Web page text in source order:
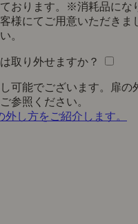
おります。※消耗品にな
様にてご用意いただきま
。
取り外せますか？
可能でございます。扉の
参照ください。
し方をご紹介します。